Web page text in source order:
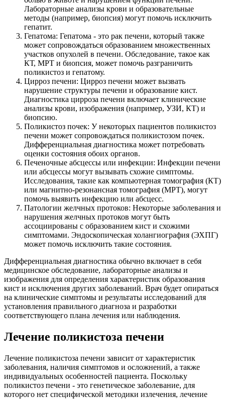
Лабораторные анализы крови и образовательные
методы (например, биопсия) могут помочь исключить
гепатит.
Гепатома: Гепатома - это рак печени, который также
может сопровождаться образованием множественных
участков опухолей в печени. Обследование, такое как
КТ, МРТ и биопсия, может помочь разграничить
поликистоз и гепатому.
Цирроз печени: Цирроз печени может вызвать
нарушение структуры печени и образование кист.
Диагностика цирроза печени включает клинические
анализы крови, изображения (например, УЗИ, КТ) и
биопсию.
Поликистоз почек: У некоторых пациентов поликистоз
печени может сопровождаться поликистозом почек.
Дифференциальная диагностика может потребовать
оценки состояния обоих органов.
Печеночные абсцессы или инфекции: Инфекции печени
или абсцессы могут вызывать схожие симптомы.
Исследования, такие как компьютерная томография (КТ)
или магнитно-резонансная томография (МРТ), могут
помочь выявить инфекцию или абсцесс.
Патологии желчных протоков: Некоторые заболевания и
нарушения желчных протоков могут быть
ассоциированы с образованием кист и схожими
симптомами. Эндоскопическая холангиография (ЭХПГ)
может помочь исключить такие состояния.
Дифференциальная диагностика обычно включает в себя
медицинское обследование, лабораторные анализы и
изображения для определения характеристик образования
кист и исключения других заболеваний. Врач будет опираться
на клинические симптомы и результаты исследований для
установления правильного диагноза и разработки
соответствующего плана лечения или наблюдения.
Лечение поликистоза печени
Лечение поликистоза печени зависит от характеристик
заболевания, наличия симптомов и осложнений, а также
индивидуальных особенностей пациента. Поскольку
поликистоз печени - это генетическое заболевание, для
которого нет специфической методики излечения, лечение